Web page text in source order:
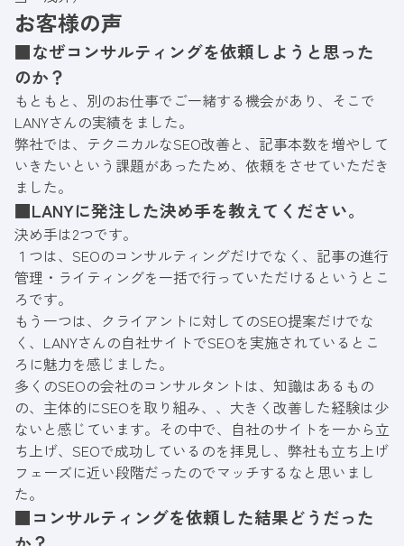
お客様の声
■なぜコンサルティングを依頼しようと思った
のか？
もともと、別のお仕事でご一緒する機会があり、そこで
LANYさんの実績をました。
弊社では、テクニカルなSEO改善と、記事本数を増やして
いきたいという課題があったため、依頼をさせていただき
ました。
■LANYに発注した決め手を教えてください。
決め手は2つです。
１つは、SEOのコンサルティングだけでなく、記事の進行
管理・ライティングを一括で行っていただけるというとこ
ろです。
もう一つは、クライアントに対してのSEO提案だけでな
く、LANYさんの自社サイトでSEOを実施されているとこ
ろに魅力を感じました。
多くのSEOの会社のコンサルタントは、知識はあるもの
の、主体的にSEOを取り組み、、大きく改善した経験は少
ないと感じています。その中で、自社のサイトを一から立
ち上げ、SEOで成功しているのを拝見し、弊社も立ち上げ
フェーズに近い段階だったのでマッチするなと思いまし
た。
■コンサルティングを依頼した結果どうだった